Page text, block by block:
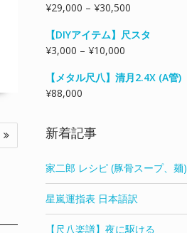
¥29,000 – ¥30,500
帯:
–
¥30,500
【DIYアイテム】尺スタ
¥3,000 – ¥10,000
帯:
【メタル尺八】清月2.4X (A管)
¥88,000
新着記事
家二郎 レシピ (豚骨スープ、麺)
星嵐運指表 日本語訳
【尺八楽譜】夜に駆ける